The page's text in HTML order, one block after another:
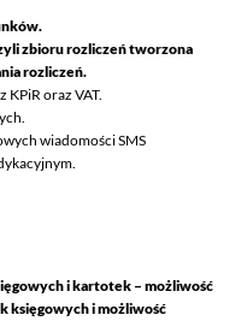
zbioru rozliczeń tworzona
rozliczeń.
oraz VAT.
wiadomości SMS
i kartotek – możliwość
księgowych i możliwość